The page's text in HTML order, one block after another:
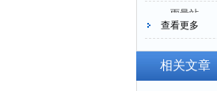
雨量站
风向标
气象站
查看更多
相关文章